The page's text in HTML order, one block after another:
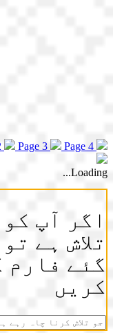
Page 3 Page 4
Loading...
اگر آپ
تلاش ہے
گئے فارم
کریں